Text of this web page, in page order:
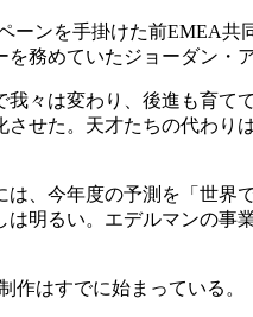
ンを手掛けた前EMEA
務めていたジョーダン・
々は変わり、後進も育て
せた。天才たちの代わり
、今年度の予測を「世
明るい。エデルマンの事
はすでに始まっている。